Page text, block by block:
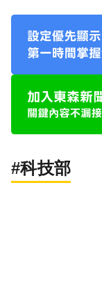
#科技部